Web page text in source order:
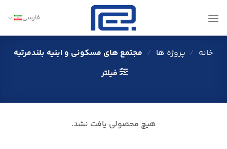
فارسی
خانه / پروژه ها / مجتمع های مسکونی و ابنیه بلندمرتبه
فیلتر
هیچ محصولی یافت نشد.